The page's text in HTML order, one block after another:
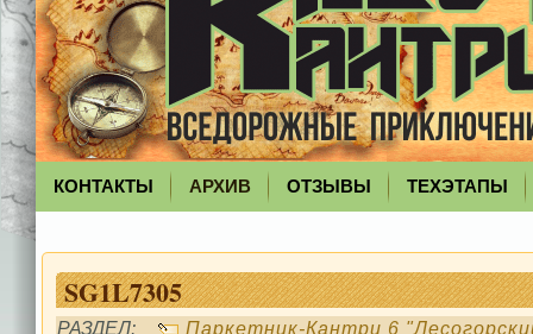
КОНТАКТЫ АРХИВ ОТЗЫВЫ ТЕХЭТАПЫ
SG1L7305
РАЗДЕЛ: Паркетник-Кантри 6